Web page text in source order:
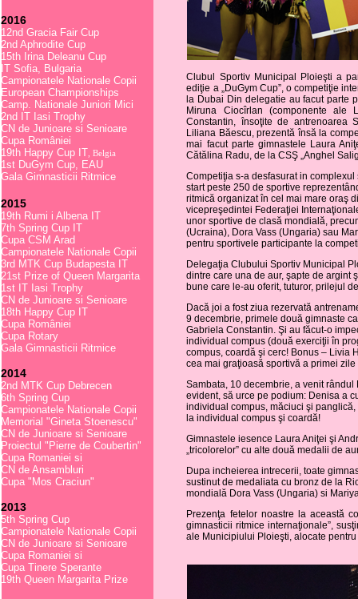
2016
12nd Gracia Fair Cup
2nd Aphrodite Cup
15th Irina Deleanu Cup
IT Sofia, Bulgaria
Campionatele Nationale Copii
European Championships
Camp. Nationale Juniori Mici
2nd IT Iasi Trophy
CN de Junioare si Senioare
Cupa României
19th Happy Cup IT , Belgia
1st DuGym Cup, EAU
Gala Gimnasticii Ritmice
2015
19th Rumi i Albena IT
7th Spring Cup IT
Cupa CSM Arad
Campionatele Nationale Copii
3rd MTK Cup Budapesta IT
21st Prize of Queen Margarita
1st IT Iasi Trophy
CN de Junioare si Senioare
18th Happy Cup IT
Cupa României
Cupa Rotary
Gala Gimnasticii Ritmice
2014
2nd MTK Cup Debrecen
6th Spring Cup
Campionatele Nationale Copii
Memorial "Gineta Stoenescu"
CN de Junioare si Senioare
Proiectul "Pierre de Coubertin"
Cupa Romaniei si
CN de Ansambluri
Cupa "Mos Craciun"
2013
5th Spring Cup
Campionatele Nationale Copii
CN de Junioare si Senioare
Cupa Romaniei si
Cupa Tinere Sperante
19th Queen Margarita Prize
Clubul Sportiv Municipal Ploieşti a
ediţie a „DuGym Cup”, o competiţie
la Dubai Din delegatie au facut parte
Miruna Ciocîrlan (componente ale
Constantin, însoţite de antrenoarea
Liliana Băescu, prezentă însă la
mai facut parte gimnastele Laura
Cătălina Radu, de la CSŞ „Anghel
Competiţia s-a desfasurat in
start peste 250 de sportive
ritmică organizat în cel mai mare oraş
vicepreşedintei Federaţiei
unor sportive de clasă mondială,
(Ucraina), Dora Vass (Ungaria) sau
pentru sportivele participante la
Delegaţia Clubului Sportiv Municipal
dintre care una de aur, şapte de argint
bune care le-au oferit, tuturor, prilejul
Dacă joi a fost ziua rezervată
9 decembrie, primele două gimnaste
Gabriela Constantin. Şi au făcut-o
individual compus (două exerciţii în
compus, coardă şi cerc! Bonus – Livia
cea mai graţioasă sportivă a primei
Sambata, 10 decembrie, a venit
evident, să urce pe podium: Denisa a
individual compus, măciuci şi
la individual compus şi coardă!
Gimnastele iesence Laura Aniţei şi
„tricolorelor” cu alte două medalii de
Dupa incheierea intrecerii, toate
sustinut de medaliata cu bronz de la
mondială Dora Vass (Ungaria) si
Prezenţa fetelor noastre la această
gimnasticii ritmice internaţionale”,
ale Municipiului Ploieşti, alocate